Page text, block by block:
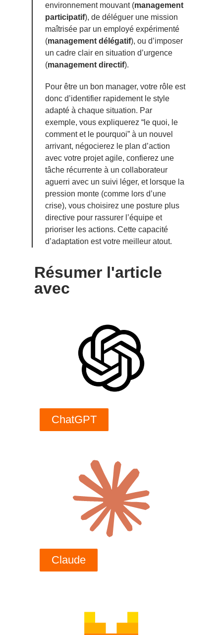
environnement mouvant (management
participatif), de déléguer une mission
maîtrisée par un employé expérimenté
(management délégatif), ou d’imposer
un cadre clair en situation d’urgence
(management directif).
Pour être un bon manager, votre rôle est
donc d’identifier rapidement le style
adapté à chaque situation. Par
exemple, vous expliquerez “le quoi, le
comment et le pourquoi” à un nouvel
arrivant, négocierez le plan d’action
avec votre projet agile, confierez une
tâche récurrente à un collaborateur
aguerri avec un suivi léger, et lorsque la
pression monte (comme lors d’une
crise), vous choisirez une posture plus
directive pour rassurer l’équipe et
prioriser les actions. Cette capacité
d’adaptation est votre meilleur atout.
Résumer l'article
avec
ChatGPT
Claude